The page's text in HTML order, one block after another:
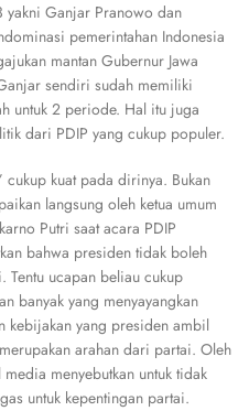
yakni Ganjar Pranowo dan
pemerintahan Indonesia
mantan Gubernur Jawa
sendiri sudah memiliki
untuk 2 periode. Hal itu juga
dari PDIP yang cukup populer.
cukup kuat pada dirinya. Bukan
langsung oleh ketua umum
Putri saat acara PDIP
bahwa presiden tidak boleh
Tentu ucapan beliau cukup
banyak yang menyayangkan
kebijakan yang presiden ambil
arahan dari partai. Oleh
menyebutkan untuk tidak
untuk kepentingan partai.